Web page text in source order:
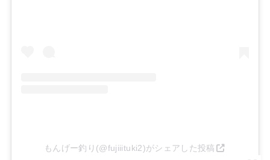
もんげー釣り(@fujiiituki2)がシェアした投稿